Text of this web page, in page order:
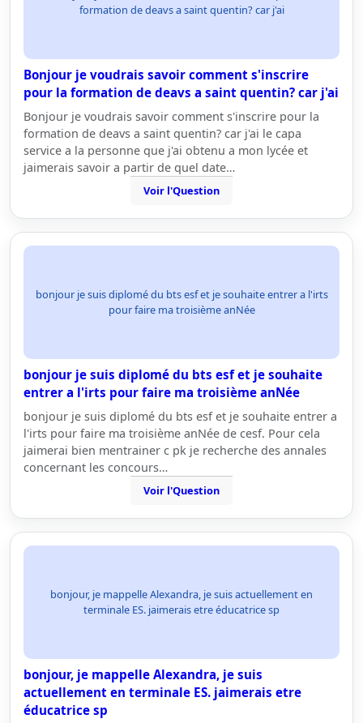
formation de deavs a saint quentin? car j'ai
Bonjour je voudrais savoir comment s'inscrire
pour la formation de deavs a saint quentin? car j'ai
Bonjour je voudrais savoir comment s'inscrire pour la
formation de deavs a saint quentin? car j'ai le capa
service a la personne que j'ai obtenu a mon lycée et
jaimerais savoir a partir de quel date…
Voir l'Question
bonjour je suis diplomé du bts esf et je souhaite entrer a l'irts
pour faire ma troisième anNée
bonjour je suis diplomé du bts esf et je souhaite
entrer a l'irts pour faire ma troisième anNée
bonjour je suis diplomé du bts esf et je souhaite entrer a
l'irts pour faire ma troisième anNée de cesf. Pour cela
jaimerai bien mentrainer c pk je recherche des annales
concernant les concours…
Voir l'Question
bonjour, je mappelle Alexandra, je suis actuellement en
terminale ES. jaimerais etre éducatrice sp
bonjour, je mappelle Alexandra, je suis
actuellement en terminale ES. jaimerais etre
éducatrice sp